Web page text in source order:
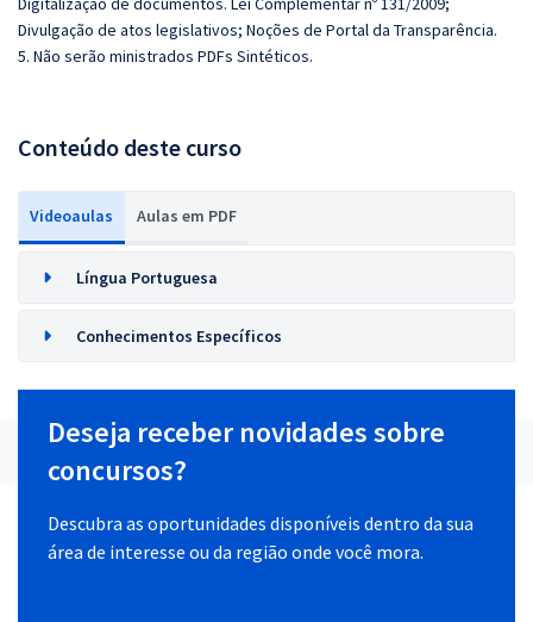
Divulgação de atos legislativos; Noções de Portal da Transparência.
5. Não serão ministrados PDFs Sintéticos.
Conteúdo deste curso
Videoaulas Aulas em PDF
Língua Portuguesa
Conhecimentos Específicos
Deseja receber novidades sobre
concursos?
Descubra as oportunidades disponíveis dentro da sua
área de interesse ou da região onde você mora.